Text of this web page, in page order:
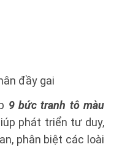
đầy gai
9 bức tranh tô màu
phát triển tư duy,
phân biệt các loài